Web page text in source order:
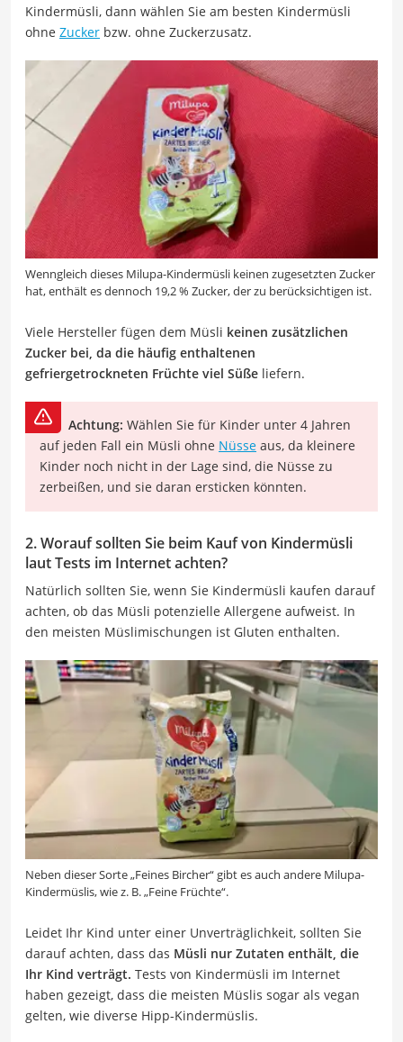
Kindermüsli, dann wählen Sie am besten Kindermüsli
ohne Zucker bzw. ohne Zuckerzusatz.
Wenngleich dieses Milupa-Kindermüsli keinen zugesetzten Zucker
hat, enthält es dennoch 19,2 % Zucker, der zu berücksichtigen ist.
Viele Hersteller fügen dem Müsli keinen zusätzlichen
Zucker bei, da die häufig enthaltenen
gefriergetrockneten Früchte viel Süße liefern.
Achtung: Wählen Sie für Kinder unter 4 Jahren
auf jeden Fall ein Müsli ohne Nüsse aus, da kleinere
Kinder noch nicht in der Lage sind, die Nüsse zu
zerbeißen, und sie daran ersticken könnten.
2. Worauf sollten Sie beim Kauf von Kindermüsli
laut Tests im Internet achten?
Natürlich sollten Sie, wenn Sie Kindermüsli kaufen darauf
achten, ob das Müsli potenzielle Allergene aufweist. In
den meisten Müslimischungen ist Gluten enthalten.
Neben dieser Sorte „Feines Bircher“ gibt es auch andere Milupa-
Kindermüslis, wie z. B. „Feine Früchte“.
Leidet Ihr Kind unter einer Unverträglichkeit, sollten Sie
darauf achten, dass das Müsli nur Zutaten enthält, die
Ihr Kind verträgt. Tests von Kindermüsli im Internet
haben gezeigt, dass die meisten Müslis sogar als vegan
gelten, wie diverse Hipp-Kindermüslis.